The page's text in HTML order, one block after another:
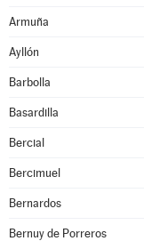
Armuña
Ayllón
Barbolla
Basardilla
Bercial
Bercimuel
Bernardos
Bernuy de Porreros